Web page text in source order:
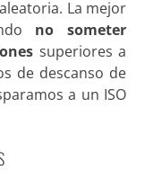
La mejor
no someter
superiores a
de descanso de
a un ISO